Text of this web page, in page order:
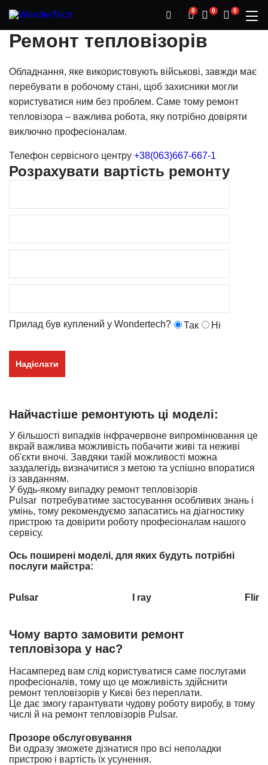
0 0 0
Ремонт тепловізорів
Обладнання, яке використовують військові, завжди має
перебувати в робочому стані, щоб захисники могли
користуватися ним без проблем. Саме тому ремонт
тепловізора – важлива робота, яку потрібно довіряти
виключно професіоналам.
Телефон сервісного центру +38(063)667-667-1
Розрахувати вартість ремонту
Ім'я
Номер телефону
Бренд та модель приладу
Опишіть проблему
Прилад був куплений у Wondertech? Так Ні
Надіслати
Найчастіше ремонтують ці моделі:
У більшості випадків інфрачервоне випромінювання це
вкрай важлива можливість побачити живі та неживі
об'єкти вночі. Завдяки такій можливості можна
заздалегідь визначитися з метою та успішно впоратися
із завданням.
У будь-якому випадку ремонт тепловізорів
Pulsar потребуватиме застосування особливих знань і
умінь, тому рекомендуємо запасатись на діагностику
пристрою та довірити роботу професіоналам нашого
сервісу.
Ось поширені моделі, для яких будуть потрібні
послуги майстра:
Pulsar I ray Flir
Чому варто замовити ремонт
тепловізора у нас?
Насамперед вам слід користуватися саме послугами
професіоналів, тому що це можливість здійснити
ремонт тепловізорів у Києві без переплати.
Це дає змогу гарантувати чудову роботу виробу, в тому
числі й на ремонт тепловізорів Pulsar.
Прозоре обслуговування
Ви одразу зможете дізнатися про всі неполадки
пристрою і вартість їх усунення.